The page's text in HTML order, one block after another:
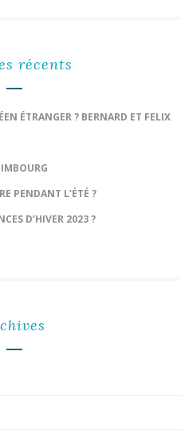
récents
ÉTRANGER ? BERNARD ET FELIX
PENDANT L’ÉTÉ ?
D’HIVER 2023 ?